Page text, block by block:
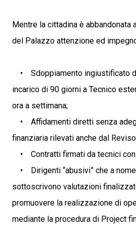
Mentre la cittadina è abbandonata
del Palazzo attenzione ed
• Sdoppiamento ingiustificato
incarico di 90 giorni a Tecnico
ora a settimana;
• Affidamenti diretti senza
finanziaria rilevati anche dal
• Contratti firmati da tecnici con
• Dirigenti “abusivi” che a nome
sottoscrivono valutazioni
promuovere la realizzazione di
mediante la procedura di Project